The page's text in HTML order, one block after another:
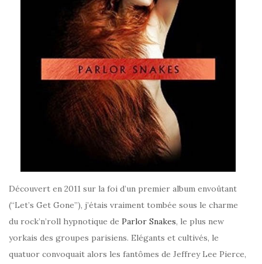
Découvert en 2011 sur la foi d’un premier album envoûtant
(“Let’s Get Gone”), j’étais vraiment tombée sous le charme
du rock’n’roll hypnotique de Parlor Snakes, le plus new
yorkais des groupes parisiens. Elégants et cultivés, le
quatuor convoquait alors les fantômes de Jeffrey Lee Pierce,